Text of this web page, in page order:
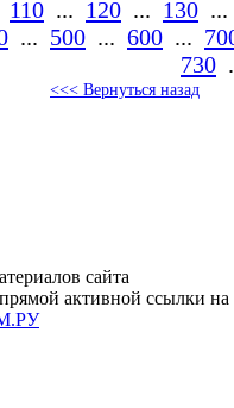
110 ... 120 ... 130
... 500 ... 600 ...
730
<<< Вернуться назад
сайта
активной ссылки на